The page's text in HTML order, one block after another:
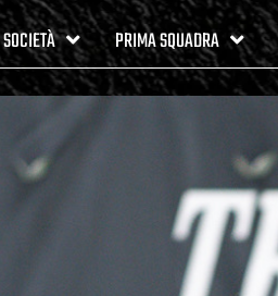
SOCIETÀ PRIMA SQUADRA